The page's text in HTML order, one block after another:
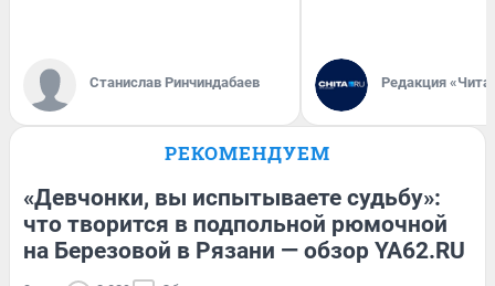
Станислав Ринчиндабаев Редакция
РЕКОМЕНДУЕМ
«Девчонки, вы испытываете судьбу»:
что творится в подпольной рюмочной
на Березовой в Рязани — обзор YA62.RU